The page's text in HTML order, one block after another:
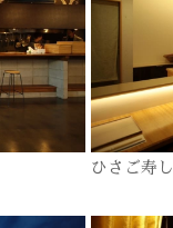
ひさご寿し